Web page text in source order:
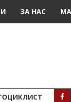
ЗА НАС